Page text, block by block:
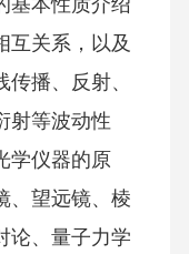
互关系，以及
播、反射、
射等波动性
学仪器的原
、望远镜、棱
论、量子力学